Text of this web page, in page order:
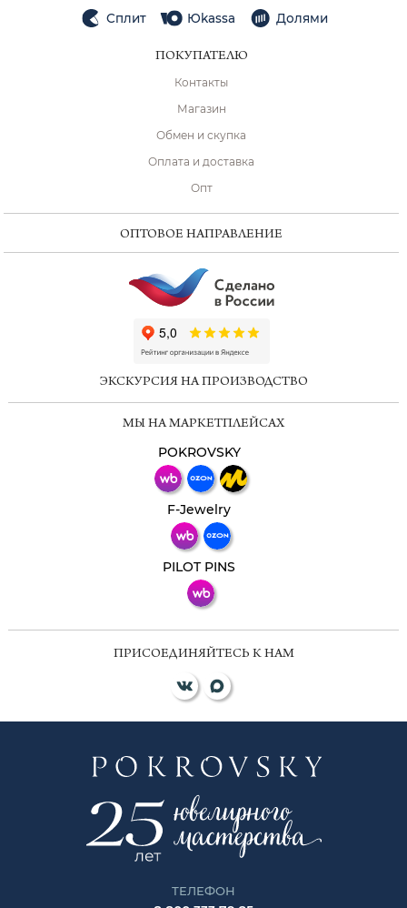
Сплит Юkassa Долями
ПОКУПАТЕЛЮ
Контакты
Магазин
Обмен и скупка
Оплата и доставка
Опт
ОПТОВОЕ НАПРАВЛЕНИЕ
ЭКСКУРСИЯ НА ПРОИЗВОДСТВО
МЫ НА МАРКЕТПЛЕЙСАХ
POKROVSKY
F-Jewelry
PILOT PINS
ПРИСОЕДИНЯЙТЕСЬ К НАМ
ТЕЛЕФОН